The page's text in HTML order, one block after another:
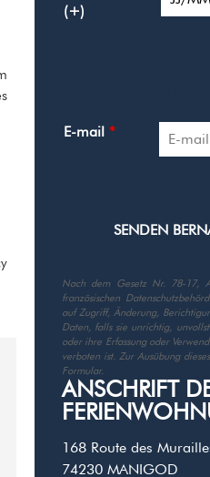
(+)
E-mail *
Nach dem Gesetz Nr. 78-17,
französischen
auf Zugriff, Änderung,
Daten, falls sie unrichtig,
oder ihre Erfassung oder
verboten ist. Zur Ausübung
Formular.
ANSCHRIFT
168 Route des
74230 MANIGOD